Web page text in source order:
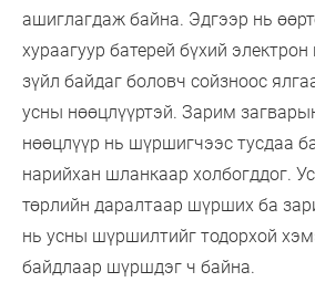
ашиглагдаж байна. Эдгээр нь
хураагуур батерей бүхий
зүйл байдаг боловч сойзноос
усны нөөцлүүртэй. Зарим
нөөцлүүр нь шүршигчээс тусдаа
нарийхан шланкаар холбогддог.
төрлийн даралтаар шүрших ба
нь усны шүршилтийг тодорхой
байдлаар шүршдэг ч байна.